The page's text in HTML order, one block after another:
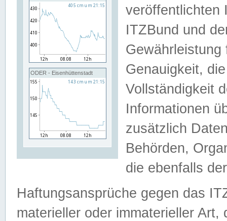
ODER - Eisenhüttenstadt
veröffentlichten
ITZBund und
Genauigkeit,
Vollständigkeit
Informationen
zusätzlich
Behörden,
die ebenfalls
Haftungsansprüche gegen das
materieller oder immaterieller